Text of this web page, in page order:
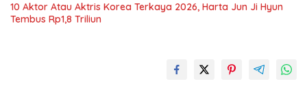
10 Aktor Atau Aktris Korea Terkaya 2026, Harta Jun Ji Hyun
Tembus Rp1,8 Triliun